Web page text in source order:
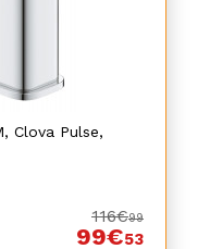
Clova Pulse,
116€99
99€53